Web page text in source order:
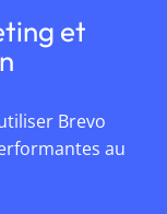
et
Brevo
au